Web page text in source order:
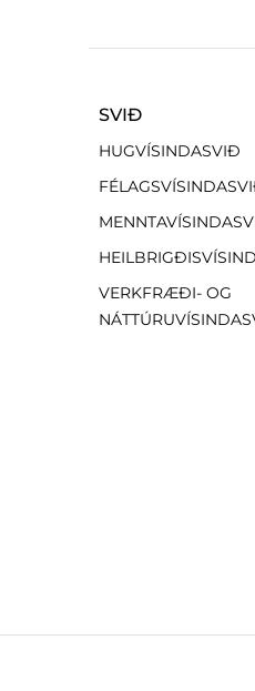
SVIÐ
HUGVÍSINDASVIÐ
VERKFRÆÐI- OG